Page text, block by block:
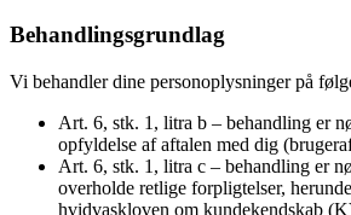
Behandlingsgrundlag
Vi behandler dine personoplysninger på
Art. 6, stk. 1, litra b – behandling er
opfyldelse af aftalen med dig
Art. 6, stk. 1, litra c – behandling er
overholde retlige forpligtelser,
hvidvaskloven om kundekendskab